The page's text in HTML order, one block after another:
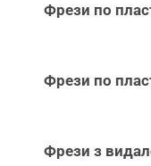
Фрези по
Фрези по
Фрези з